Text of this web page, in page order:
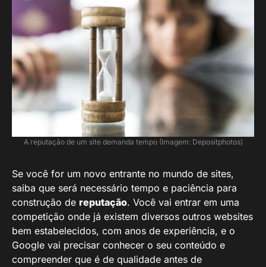
A reputação de um site demanda tempo (Imagem: Depositphotos)
Se você for um novo entrante no mundo de sites,
saiba que será necessário tempo e paciência para
construção de reputação. Você vai entrar em uma
competição onde já existem diversos outros websites
bem estabelecidos, com anos de experiência, e o
Google vai precisar conhecer o seu conteúdo e
compreender que é de qualidade antes de